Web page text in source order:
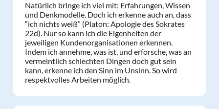
Natürlich bringe ich viel mit: Erfahrungen, Wissen
und Denkmodelle. Doch ich erkenne auch an, dass
“ich nichts weiß” (Platon: Apologie des Sokrates
22d). Nur so kann ich die Eigenheiten der
jeweiligen Kundenorganisationen erkennen.
Indem ich annehme, was ist, und erforsche, was an
vermeintlich schlechten Dingen doch gut sein
kann, erkenne ich den Sinn im Unsinn. So wird
respektvolles Arbeiten möglich.